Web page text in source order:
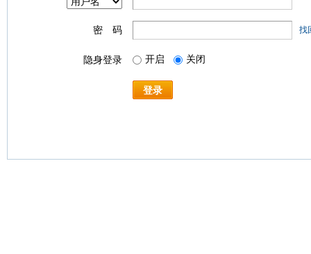
密 码 找
隐身登录 开启 关闭
登录